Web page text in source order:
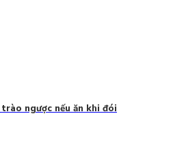
ngược nếu ăn khi đói